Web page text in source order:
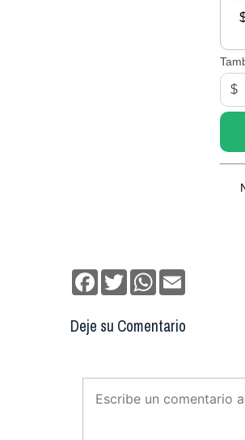
Facebook
TwitterWhatsApp
Deje su Comentario